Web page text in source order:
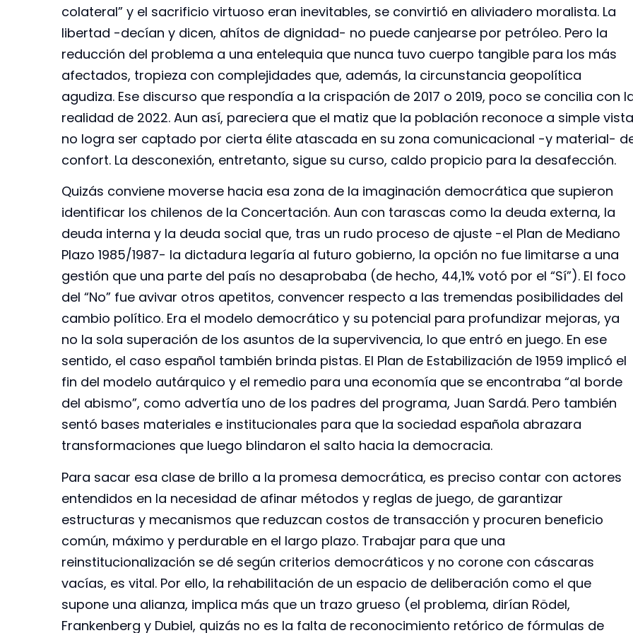
colateral” y el sacrificio virtuoso eran inevitables, se convirtió en aliviadero moralista. La
libertad -decían y dicen, ahítos de dignidad- no puede canjearse por petróleo. Pero la
reducción del problema a una entelequia que nunca tuvo cuerpo tangible para los más
afectados, tropieza con complejidades que, además, la circunstancia geopolítica
agudiza. Ese discurso que respondía a la crispación de 2017 o 2019, poco se concilia con
realidad de 2022. Aun así, pareciera que el matiz que la población reconoce a simple
no logra ser captado por cierta élite atascada en su zona comunicacional -y material-
confort. La desconexión, entretanto, sigue su curso, caldo propicio para la desafección.
Quizás conviene moverse hacia esa zona de la imaginación democrática que supieron
identificar los chilenos de la Concertación. Aun con tarascas como la deuda externa, la
deuda interna y la deuda social que, tras un rudo proceso de ajuste -el Plan de Mediano
Plazo 1985/1987- la dictadura legaría al futuro gobierno, la opción no fue limitarse a una
gestión que una parte del país no desaprobaba (de hecho, 44,1% votó por el “Sí”). El foco
del “No” fue avivar otros apetitos, convencer respecto a las tremendas posibilidades del
cambio político. Era el modelo democrático y su potencial para profundizar mejoras, ya
no la sola superación de los asuntos de la supervivencia, lo que entró en juego. En ese
sentido, el caso español también brinda pistas. El Plan de Estabilización de 1959 implicó el
fin del modelo autárquico y el remedio para una economía que se encontraba “al borde
del abismo”, como advertía uno de los padres del programa, Juan Sardá. Pero también
sentó bases materiales e institucionales para que la sociedad española abrazara
transformaciones que luego blindaron el salto hacia la democracia.
Para sacar esa clase de brillo a la promesa democrática, es preciso contar con actores
entendidos en la necesidad de afinar métodos y reglas de juego, de garantizar
estructuras y mecanismos que reduzcan costos de transacción y procuren beneficio
común, máximo y perdurable en el largo plazo. Trabajar para que una
reinstitucionalización se dé según criterios democráticos y no corone con cáscaras
vacías, es vital. Por ello, la rehabilitación de un espacio de deliberación como el que
supone una alianza, implica más que un trazo grueso (el problema, dirían Rödel,
Frankenberg y Dubiel, quizás no es la falta de reconocimiento retórico de fórmulas de